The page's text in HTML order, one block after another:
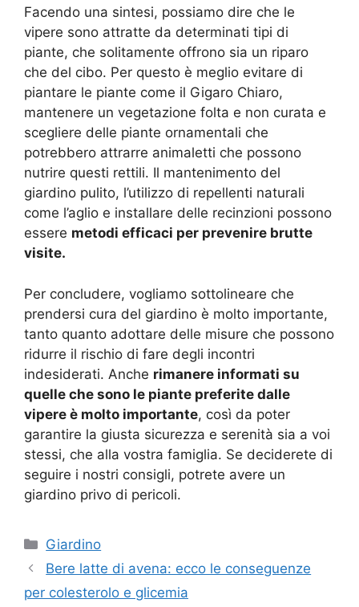
Facendo una sintesi, possiamo dire che le
vipere sono attratte da determinati tipi di
piante, che solitamente offrono sia un riparo
che del cibo. Per questo è meglio evitare di
piantare le piante come il Gigaro Chiaro,
mantenere un vegetazione folta e non curata e
scegliere delle piante ornamentali che
potrebbero attrarre animaletti che possono
nutrire questi rettili. Il mantenimento del
giardino pulito, l’utilizzo di repellenti naturali
come l’aglio e installare delle recinzioni possono
essere metodi efficaci per prevenire brutte
visite.
Per concludere, vogliamo sottolineare che
prendersi cura del giardino è molto importante,
tanto quanto adottare delle misure che possono
ridurre il rischio di fare degli incontri
indesiderati. Anche rimanere informati su
quelle che sono le piante preferite dalle
vipere è molto importante, così da poter
garantire la giusta sicurezza e serenità sia a voi
stessi, che alla vostra famiglia. Se deciderete di
seguire i nostri consigli, potrete avere un
giardino privo di pericoli.
Categorie
Giardino
Bere latte di avena: ecco le conseguenze
per colesterolo e glicemia